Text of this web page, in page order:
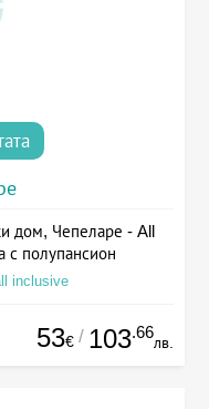
дом, Чепеларе - All
с полупансион
inclusive
53€ / 103.66
лв.